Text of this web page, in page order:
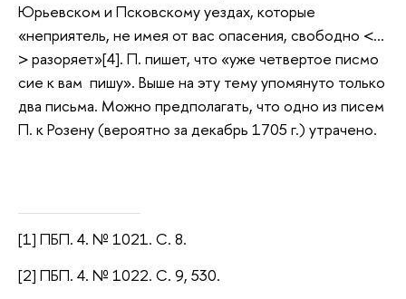
Юрьевском и Псковскому уездах, которые
«неприятель, не имея от вас опасения, свободно <…
> разоряет»[4]. П. пишет, что «уже четвертое писмо
сие к вам пишу». Выше на эту тему упомянуто только
два письма. Можно предполагать, что одно из писем
П. к Розену (вероятно за декабрь 1705 г.) утрачено.
[1] ПБП. 4. № 1021. С. 8.
[2] ПБП. 4. № 1022. С. 9, 530.